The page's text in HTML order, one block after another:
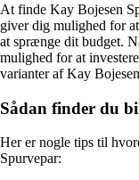
At finde Kay Bojesen
giver dig mulighed for
at sprænge dit budget.
mulighed for at
varianter af Kay
Sådan finder du
Her er nogle tips til
Spurvepar: